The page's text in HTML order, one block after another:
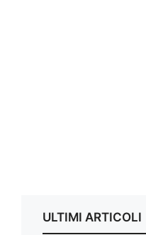
ULTIMI ARTICOLI